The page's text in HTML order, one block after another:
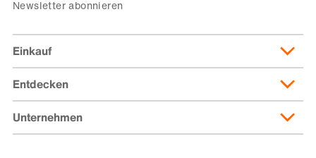
Newsletter abonnieren
Einkauf
Lieferung & Lieferkosten
Lieferpass
Zahlungsmöglichkeiten
Entdecken
Migusto
Unternehmen